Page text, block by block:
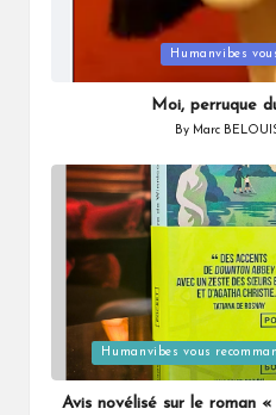
in
Humanvibes
Moi, perruque
Posted
By Marc
Posted
in
Humanvibes vous
Avis novélisé sur le roman